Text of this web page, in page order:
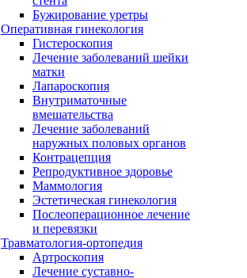
Бужирование уретры
Оперативная гинекология
Гистероскопия
Лечение заболеваний шейки
матки
Лапароскопия
Внутриматочные
вмешательства
Лечение заболеваний
наружных половых органов
Контрацепция
Репродуктивное здоровье
Маммология
Эстетическая гинекология
Послеоперационное лечение
и перевязки
Травматология-ортопедия
Артроскопия
Лечение суставно-